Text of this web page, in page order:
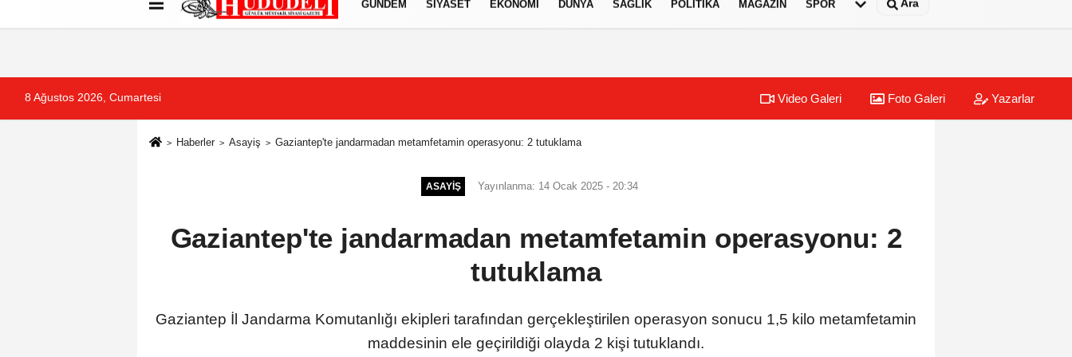
Künye İletişim Çerez Politikası
GÜNDEM SIYASET EKONOMI DÜNYA SAĞLIK POLITIKA MAGAZIN SPOR Ara
8 Ağustos 2026, Cumartesi Video Galeri Foto Galeri Yazarlar
Haberler Asayiş Gaziantep'te jandarmadan metamfetamin operasyonu: 2 tutuklama
ASAYIŞ Yayınlanma: 14 Ocak 2025 - 20:34
Gaziantep'te jandarmadan metamfetamin operasyonu: 2
tutuklama
Gaziantep İl Jandarma Komutanlığı ekipleri tarafından gerçekleştirilen operasyon sonucu 1,5 kilo metamfetamin
maddesinin ele geçirildiği olayda 2 kişi tutuklandı.